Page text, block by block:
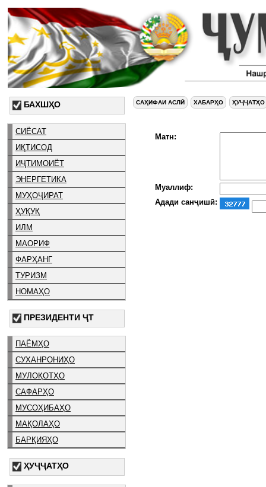
БАХШҲО
СИЁСАТ
ИҚТИСОД
ИҶТИМОИЁТ
ЭНЕРГЕТИКА
МУҲОҶИРАТ
ҲУҚУҚ
ИЛМ
МАОРИФ
ФАРҲАНГ
ТУРИЗМ
НОМАҲО
ПРЕЗИДЕНТИ ҶТ
ПАЁМҲО
СУХАНРОНИҲО
МУЛОҚОТҲО
САФАРҲО
МУСОҲИБАҲО
МАҚОЛАҲО
БАРҚИЯҲО
ҲУҶҶАТҲО
САҲИФАИ АСЛӢ ХАБАРҲО ҲУҶҶАТҲО
Матн:
Муаллиф:
Адади санҷишӣ: